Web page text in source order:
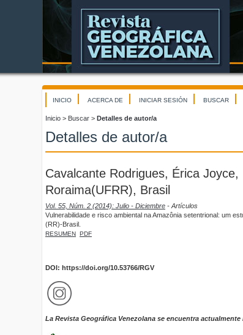
INICIO ACERCA DE INICIAR SESIÓN BUSCAR
Inicio > Buscar > Detalles de autor/a
Detalles de autor/a
Cavalcante Rodrigues, Érica
Roraima(UFRR), Brasil
Vol. 55, Núm. 2 (2014): Julio - Diciembre - Artículos
Vulnerabilidade e risco ambiental na Amazônia setentrional: um
(RR)-Brasil.
RESUMEN PDF
DOI: https://doi.org/10.53766/RGV
La Revista Geográfica Venezolana se encuentra actualmente